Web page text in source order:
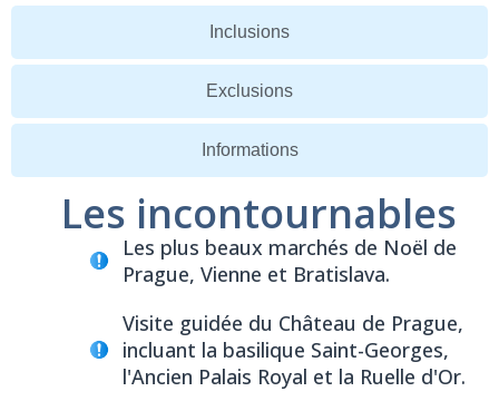
Inclusions
Exclusions
Informations
Les incontournables
Les plus beaux marchés de Noël de
Prague, Vienne et Bratislava.
Visite guidée du Château de Prague,
incluant la basilique Saint-Georges,
l'Ancien Palais Royal et la Ruelle d'Or.